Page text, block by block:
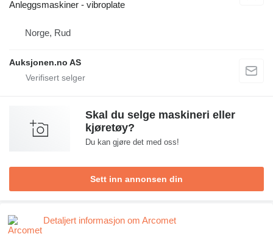
Anleggsmaskiner - vibroplate
Norge, Rud
Auksjonen.no AS
Skal du selge maskineri eller
kjøretøy?
Du kan gjøre det med oss!
Sett inn annonsen din
Detaljert informasjon om Arcomet